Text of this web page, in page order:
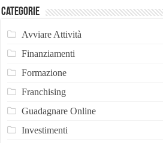
Categorie
Avviare Attività
Finanziamenti
Formazione
Franchising
Guadagnare Online
Investimenti